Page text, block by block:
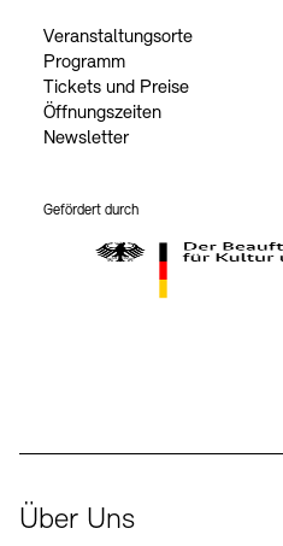
Veranstaltungsorte
Programm
Tickets und Preise
Öffnungszeiten
Newsletter
Gefördert durch
Über Uns